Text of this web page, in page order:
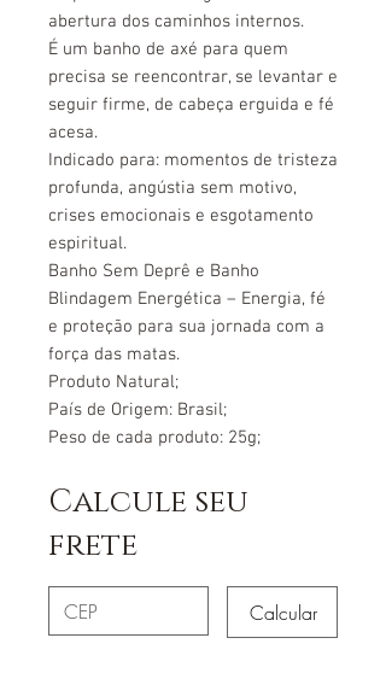
abertura dos caminhos internos.
É um banho de axé para quem
precisa se reencontrar, se levantar e
seguir firme, de cabeça erguida e fé
acesa.
Indicado para: momentos de tristeza
profunda, angústia sem motivo,
crises emocionais e esgotamento
espiritual.
Banho Sem Deprê e Banho
Blindagem Energética – Energia, fé
e proteção para sua jornada com a
força das matas.
Produto Natural;
País de Origem: Brasil;
Peso de cada produto: 25g;
Calcule seu
frete
Calcular